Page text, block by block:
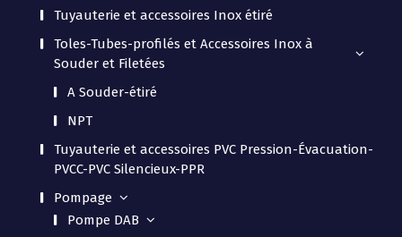
Tuyauterie et accessoires Inox étiré
Toles-Tubes-profilés et Accessoires Inox à
Souder et Filetées
A Souder-étiré
NPT
Tuyauterie et accessoires PVC Pression-Évacuation-
PVCC-PVC Silencieux-PPR
Pompage
Pompe DAB